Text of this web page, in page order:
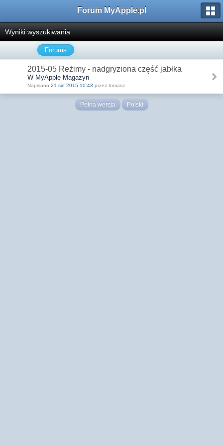
Forum MyApple.pl
Wyniki wyszukiwania
Forums
2015-05 Reżimy - nadgryziona część jabłka
W MyApple Magazyn
Napisano 21 sie 2015 10:43 przez tomasz
Pełna wersja Polski